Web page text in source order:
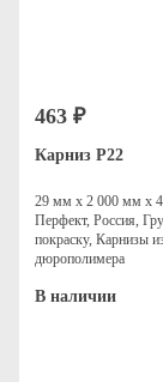
463 ₽
Карниз P22
29 мм х 2 000 мм х
Перфект, Россия,
покраску, Карнизы
дюрополимера
В наличии